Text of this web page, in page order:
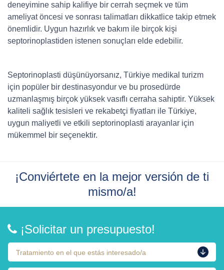
deneyimine sahip kalifiye bir cerrah seçmek ve tüm
ameliyat öncesi ve sonrası talimatları dikkatlice takip etmek
önemlidir. Uygun hazırlık ve bakım ile birçok kişi
septorinoplastiden istenen sonuçları elde edebilir.
Septorinoplasti düşünüyorsanız, Türkiye medikal turizm
için popüler bir destinasyondur ve bu prosedürde
uzmanlaşmış birçok yüksek vasıflı cerraha sahiptir. Yüksek
kaliteli sağlık tesisleri ve rekabetçi fiyatları ile Türkiye,
uygun maliyetli ve etkili septorinoplasti arayanlar için
mükemmel bir seçenektir.
¡Conviértete en la mejor versión de ti
mismo/a!
¡Solicitar un presupuesto!